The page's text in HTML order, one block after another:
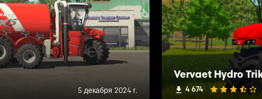
5 декабря 2024 г.
Vervaet Hydro
4 674